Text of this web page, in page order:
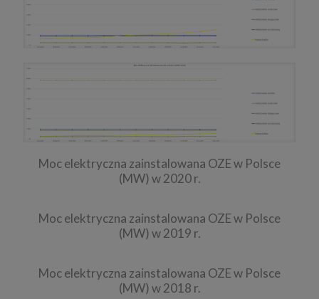
Moc elektryczna zainstalowana OZE w Polsce
(MW) w 2020 r.
Moc elektryczna zainstalowana OZE w Polsce
(MW) w 2019 r.
Moc elektryczna zainstalowana OZE w Polsce
(MW) w 2018 r.